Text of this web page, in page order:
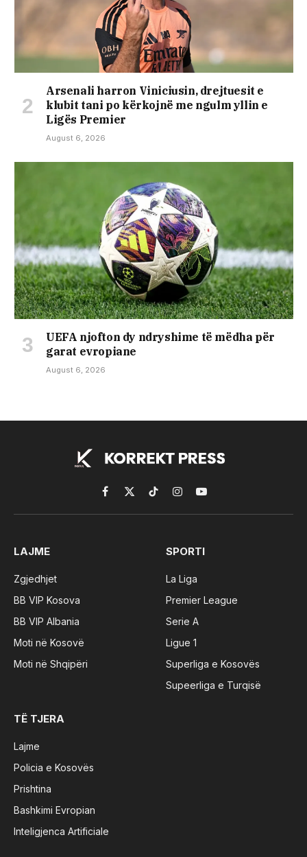
Arsenali harron Viniciusin, drejtuesit e
klubit tani po kërkojnë me ngulm yllin e
Ligës Premier
August 6, 2026
UEFA njofton dy ndryshime të mëdha për
garat evropiane
August 6, 2026
Facebook
X
(Twitter)
TikTokInstagramYouTube
LAJME
Zgjedhjet
BB VIP Kosova
BB VIP Albania
Moti në Kosovë
Moti në Shqipëri
SPORTI
La Liga
Premier League
Serie A
Ligue 1
Superliga e Kosovës
Supeerliga e Turqisë
TË TJERA
Lajme
Policia e Kosovës
Prishtina
Bashkimi Evropian
Inteligjenca Artificiale